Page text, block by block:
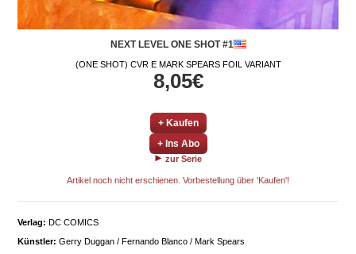
NEXT LEVEL ONE SHOT #1
(ONE SHOT) CVR E MARK SPEARS FOIL VARIANT
8,05€
+ Kaufen
+ Ins Abo
zur Serie
Artikel noch nicht erschienen. Vorbestellung über 'Kaufen'!
Verlag: DC COMICS
Künstler: Gerry Duggan / Fernando Blanco / Mark Spears